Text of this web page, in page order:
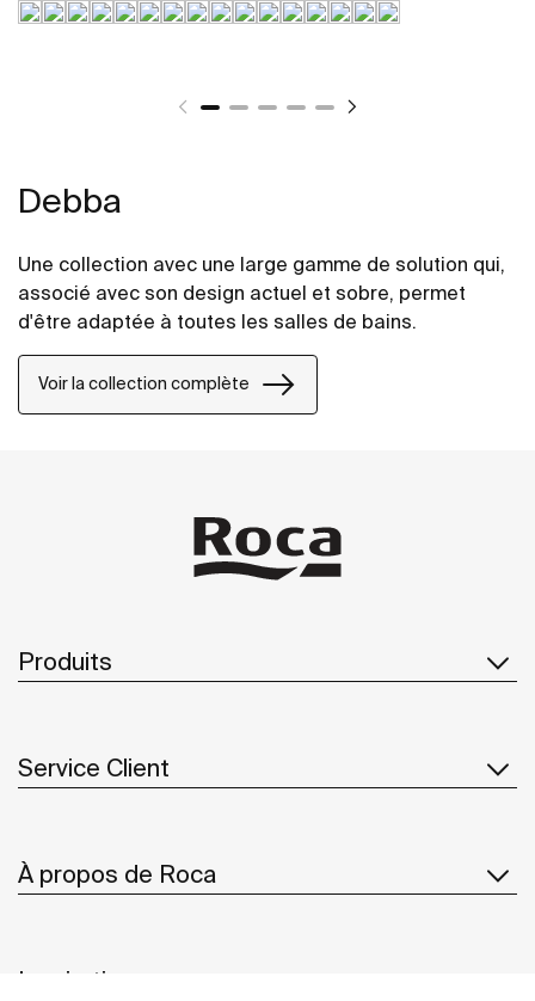
Debba
Une collection avec une large gamme de solution qui,
associé avec son design actuel et sobre, permet
d'être adaptée à toutes les salles de bains.
Voir la collection complète
Produits
Service Client
À propos de Roca
Inspiration